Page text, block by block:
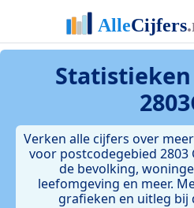
Verken alle cijfers over
voor postcodegebied 2803
de bevolking,
leefomgeving en meer.
grafieken en uitleg bij